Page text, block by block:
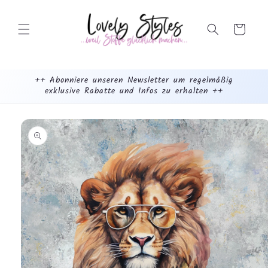
Inhalt Warenkorb
++ Abonniere unseren Newsletter um regelmäßig
exklusive Rabatte und Infos zu erhalten ++
mehr
dazu...